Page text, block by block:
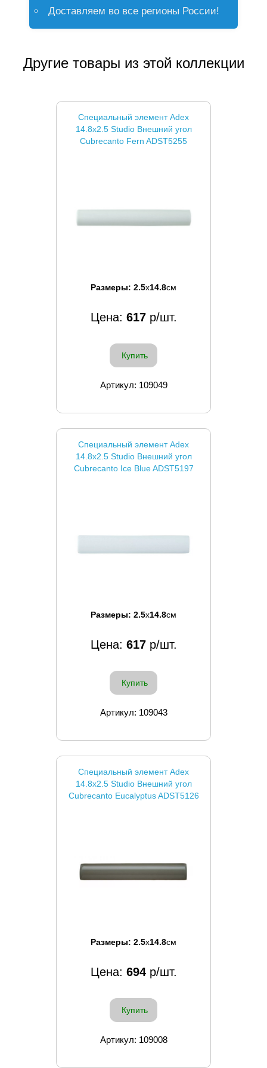
Доставляем во все регионы России!
Другие товары из этой коллекции
Специальный элемент Adex
14.8x2.5 Studio Внешний угол
Cubrecanto Fern ADST5255
Размеры: 2.5x14.8см
Цена: 617р/шт.
Купить
Артикул: 109049
Специальный элемент Adex
14.8x2.5 Studio Внешний угол
Cubrecanto Ice Blue ADST5197
Размеры: 2.5x14.8см
Цена: 617р/шт.
Купить
Артикул: 109043
Специальный элемент Adex
14.8x2.5 Studio Внешний угол
Cubrecanto Eucalyptus ADST5126
Размеры: 2.5x14.8см
Цена: 694р/шт.
Купить
Артикул: 109008